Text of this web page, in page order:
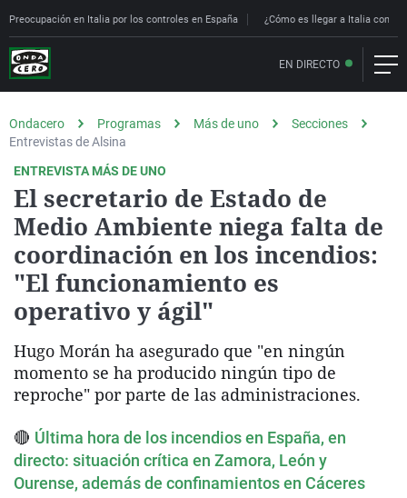
Preocupación en Italia por los controles en España ¿Cómo es llegar a Italia con
EN DIRECTO
Ondacero Programas Más de uno
Secciones
Entrevistas de Alsina
ENTREVISTA MÁS DE UNO
El secretario de Estado de
Medio Ambiente niega falta de
coordinación en los incendios:
"El funcionamiento es
operativo y ágil"
Hugo Morán ha asegurado que "en ningún
momento se ha producido ningún tipo de
reproche" por parte de las administraciones.
🔴 Última hora de los incendios en España, en
directo: situación crítica en Zamora, León y
Ourense, además de confinamientos en Cáceres